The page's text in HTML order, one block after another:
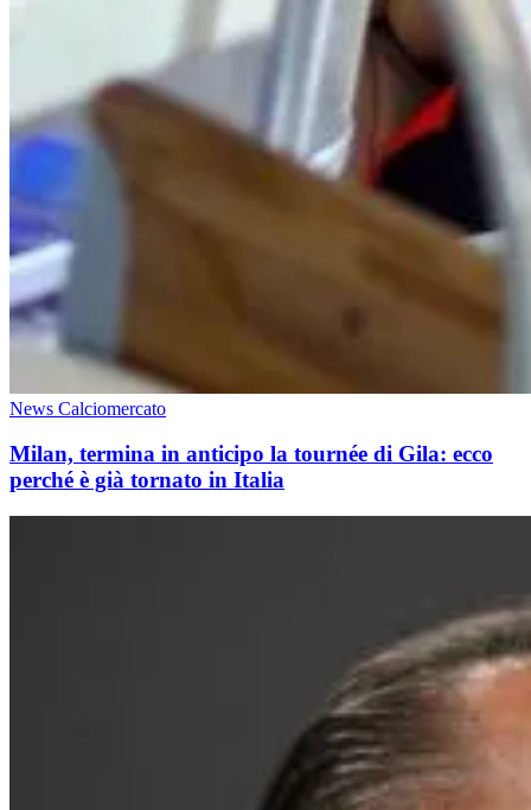
News Calciomercato
Milan, termina in anticipo la tournée di Gila: ecco
perché è già tornato in Italia